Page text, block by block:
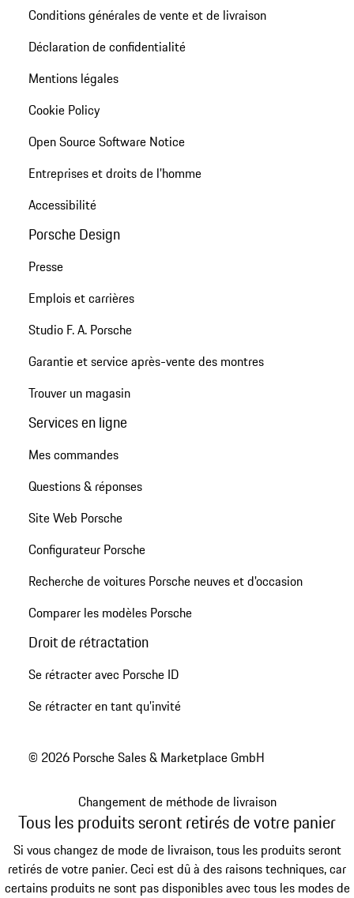
Conditions générales de vente et de livraison
Déclaration de confidentialité
Mentions légales
Cookie Policy
Open Source Software Notice
Entreprises et droits de l'homme
Accessibilité
Porsche Design
Presse
Emplois et carrières
Studio F. A. Porsche
Garantie et service après-vente des montres
Trouver un magasin
Services en ligne
Mes commandes
Questions & réponses
Site Web Porsche
Configurateur Porsche
Recherche de voitures Porsche neuves et d'occasion
Comparer les modèles Porsche
Droit de rétractation
Se rétracter avec Porsche ID
Se rétracter en tant qu’invité
© 2026 Porsche Sales & Marketplace GmbH
Changement de méthode de livraison
Tous les produits seront retirés de votre panier
Si vous changez de mode de livraison, tous les produits seront
retirés de votre panier. Ceci est dû à des raisons techniques, car
certains produits ne sont pas disponibles avec tous les modes de